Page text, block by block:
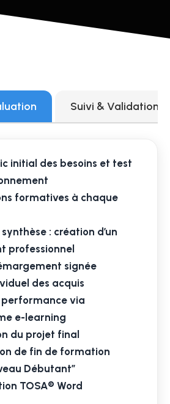
Suivi & Validation
initial des besoins et test
formatives à chaque
: création d’un
professionnel
signée
des acquis
performance via
e-learning
du projet final
de fin de formation
Débutant”
TOSA® Word